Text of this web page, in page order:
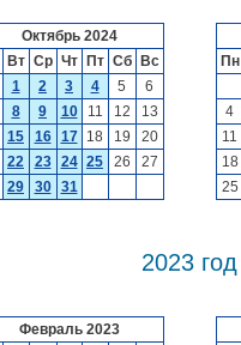
Октябрь 2024
Вт Ср Чт Пт Сб
Вс
1
2 3 4 5
6
8 9 10 11 12
13
15 16 17 18 19
20
22 23 24 25 26
27
29 30 31
Пн
4
11
18
25
2023 год
Февраль 2023